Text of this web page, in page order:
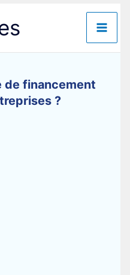
de financement
?